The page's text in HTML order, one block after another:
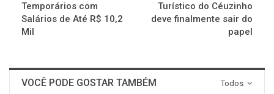
Temporários com
Salários de Até R$ 10,2
Mil
Turístico do Céuzinho
deve finalmente sair do
papel
Todos
VOCÊ PODE GOSTAR TAMBÉM